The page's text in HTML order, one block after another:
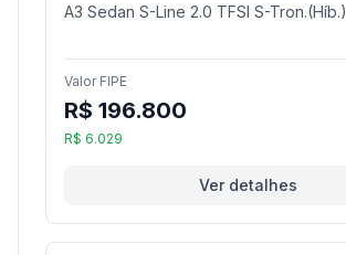
A3 Sedan S-Line 2.0 TFSI S-Tron.(Híb.)
Valor FIPE
R$ 196.800
R$ 6.029
Ver detalhes